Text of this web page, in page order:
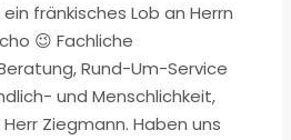
fränkisches Lob an Herrn
😉 Fachliche
Rund-Um-Service
und Menschlichkeit,
Ziegmann. Haben uns